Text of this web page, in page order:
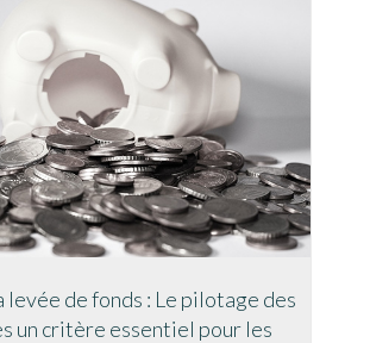
levée de fonds : Le pilotage des
un critère essentiel pour les